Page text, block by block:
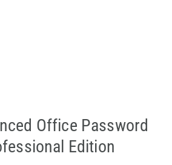
Office Password
Edition